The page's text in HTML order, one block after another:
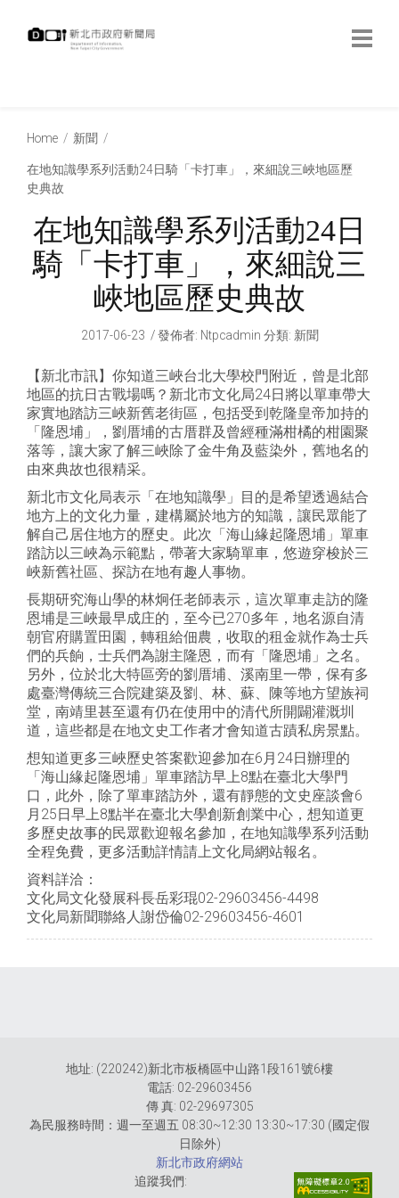
Home 新聞
在地知識學系列活動24日騎「卡打車」，來細說三峽地區歷
史典故
在地知識學系列活動24日
騎「卡打車」，來細說三
峽地區歷史典故
2017-06-23 發佈者: Ntpcadmin 分類: 新聞
【新北市訊】你知道三峽台北大學校門附近，曾是北部
地區的抗日古戰場嗎？新北市文化局24日將以單車帶大
家實地踏訪三峽新舊老街區，包括受到乾隆皇帝加持的
「隆恩埔」，劉厝埔的古厝群及曾經種滿柑橘的柑園聚
落等，讓大家了解三峽除了金牛角及藍染外，舊地名的
由來典故也很精采。
新北市文化局表示「在地知識學」目的是希望透過結合
地方上的文化力量，建構屬於地方的知識，讓民眾能了
解自己居住地方的歷史。此次「海山緣起隆恩埔」單車
踏訪以三峽為示範點，帶著大家騎單車，悠遊穿梭於三
峽新舊社區、探訪在地有趣人事物。
長期研究海山學的林炯任老師表示，這次單車走訪的隆
恩埔是三峽最早成庄的，至今已270多年，地名源自清
朝官府購置田園，轉租給佃農，收取的租金就作為士兵
們的兵餉，士兵們為謝主隆恩，而有「隆恩埔」之名。
另外，位於北大特區旁的劉厝埔、溪南里一帶，保有多
處臺灣傳統三合院建築及劉、林、蘇、陳等地方望族祠
堂，南靖里甚至還有仍在使用中的清代所開闢灌溉圳
道，這些都是在地文史工作者才會知道古蹟私房景點。
想知道更多三峽歷史答案歡迎參加在6月24日辦理的
「海山緣起隆恩埔」單車踏訪早上8點在臺北大學門
口，此外，除了單車踏訪外，還有靜態的文史座談會6
月25日早上8點半在臺北大學創新創業中心，想知道更
多歷史故事的民眾歡迎報名參加，在地知識學系列活動
全程免費，更多活動詳情請上文化局網站報名。
資料詳洽：
文化局文化發展科長岳彩琨02-29603456-4498
文化局新聞聯絡人謝岱倫02-29603456-4601
地址: (220242)新北市板橋區中山路1段161號6樓
電話: 02-29603456
傳 真: 02-29697305
為民服務時間：週一至週五 08:30~12:30 13:30~17:30 (國定假
日除外)
新北市政府網站
追蹤我們: